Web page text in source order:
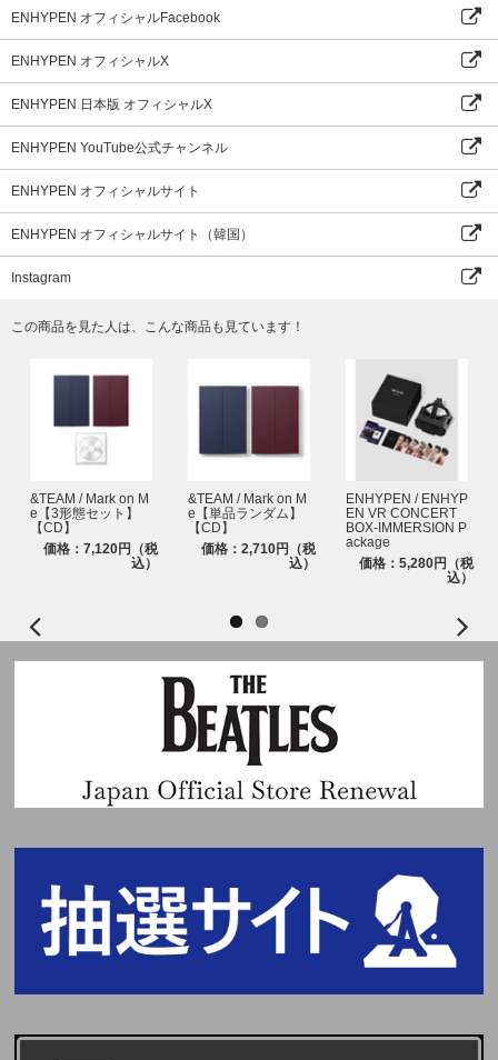
7. NOTE PAD
CASE サイズ : 75x75mm
CASE サイズ : 39x33mm
SILVER CHAIN サイズ : 100mm
サイズ : 19.5x16.5mm｜7枚 1セット
9. MINI PRINTED PHOTO SET
サイズ : 45x55mm｜7枚 1セット
※サイズや構成内容は制作元の事情により変更になる場合がございます。あ
※素材の特徴上、クラックや変色、色移りなどが発生する可能性がありま
ⓟ&ⓒ 2025 BELIFT LAB & HYBE. All Rights Reserved. Made In Korea.
ENHYPEN オフィシャルFacebook
ENHYPEN オフィシャルX
ENHYPEN 日本版 オフィシャルX
ENHYPEN YouTube公式チャンネル
ENHYPEN オフィシャルサイト
ENHYPEN オフィシャルサイト（韓国）
Instagram
この商品を見た人は、こんな商品も見ています！
&TEAM / Mark on M
e【3形態セット】
【CD】
価格：7,120円（税
込）
&TEAM / Mark on M
e【単品ランダム】
【CD】
価格：2,710円（税
込）
ENHYPEN / ENHYP
EN VR CONCERT
BOX-IMMERSION P
ackage
価格：5,280円（税
込）